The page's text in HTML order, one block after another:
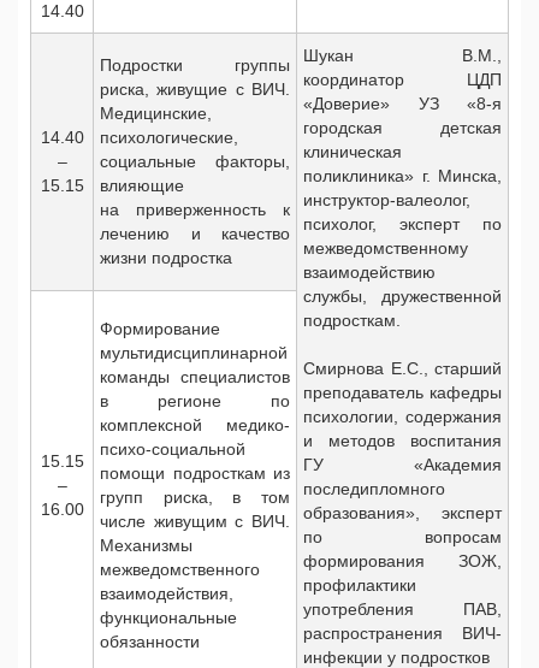
14.40
14.40
–
15.15
Подростки группы
риска, живущие с ВИЧ.
Медицинские,
психологические,
социальные факторы,
влияющие
на приверженность к
лечению и качество
жизни подростка
Шукан В.М.,
координатор ЦДП
«Доверие» УЗ «8-я
городская детская
клиническая
поликлиника» г. Минска,
инструктор-валеолог,
психолог, эксперт по
межведомственному
взаимодействию
службы, дружественной
подросткам.
Смирнова Е.С., старший
преподаватель кафедры
психологии, содержания
и методов воспитания
ГУ «Академия
последипломного
образования», эксперт
по вопросам
формирования ЗОЖ,
профилактики
употребления ПАВ,
распространения ВИЧ-
инфекции у подростков
15.15
–
16.00
Формирование
мультидисциплинарной
команды специалистов
в регионе по
комплексной медико-
психо-социальной
помощи подросткам из
групп риска, в том
числе живущим с ВИЧ.
Механизмы
межведомственного
взаимодействия,
функциональные
обязанности